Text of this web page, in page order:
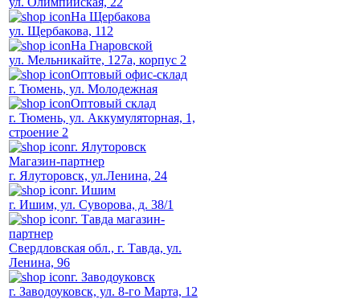
На Щербакова
ул. Щербакова, 112
На Гнаровской
ул. Мельникайте, 127а, корпус 2
Оптовый офис-склад
г. Тюмень, ул. Молодежная
Оптовый склад
г. Тюмень, ул. Аккумуляторная, 1,
строение 2
г. Ялуторовск
Магазин-партнер
г. Ялуторовск, ул.Ленина, 24
г. Ишим
г. Ишим, ул. Суворова, д. 38/1
г. Тавда магазин-
партнер
Свердловская обл., г. Тавда, ул.
Ленина, 96
г. Заводоуковск
г. Заводоуковск, ул. 8-го Марта, 12